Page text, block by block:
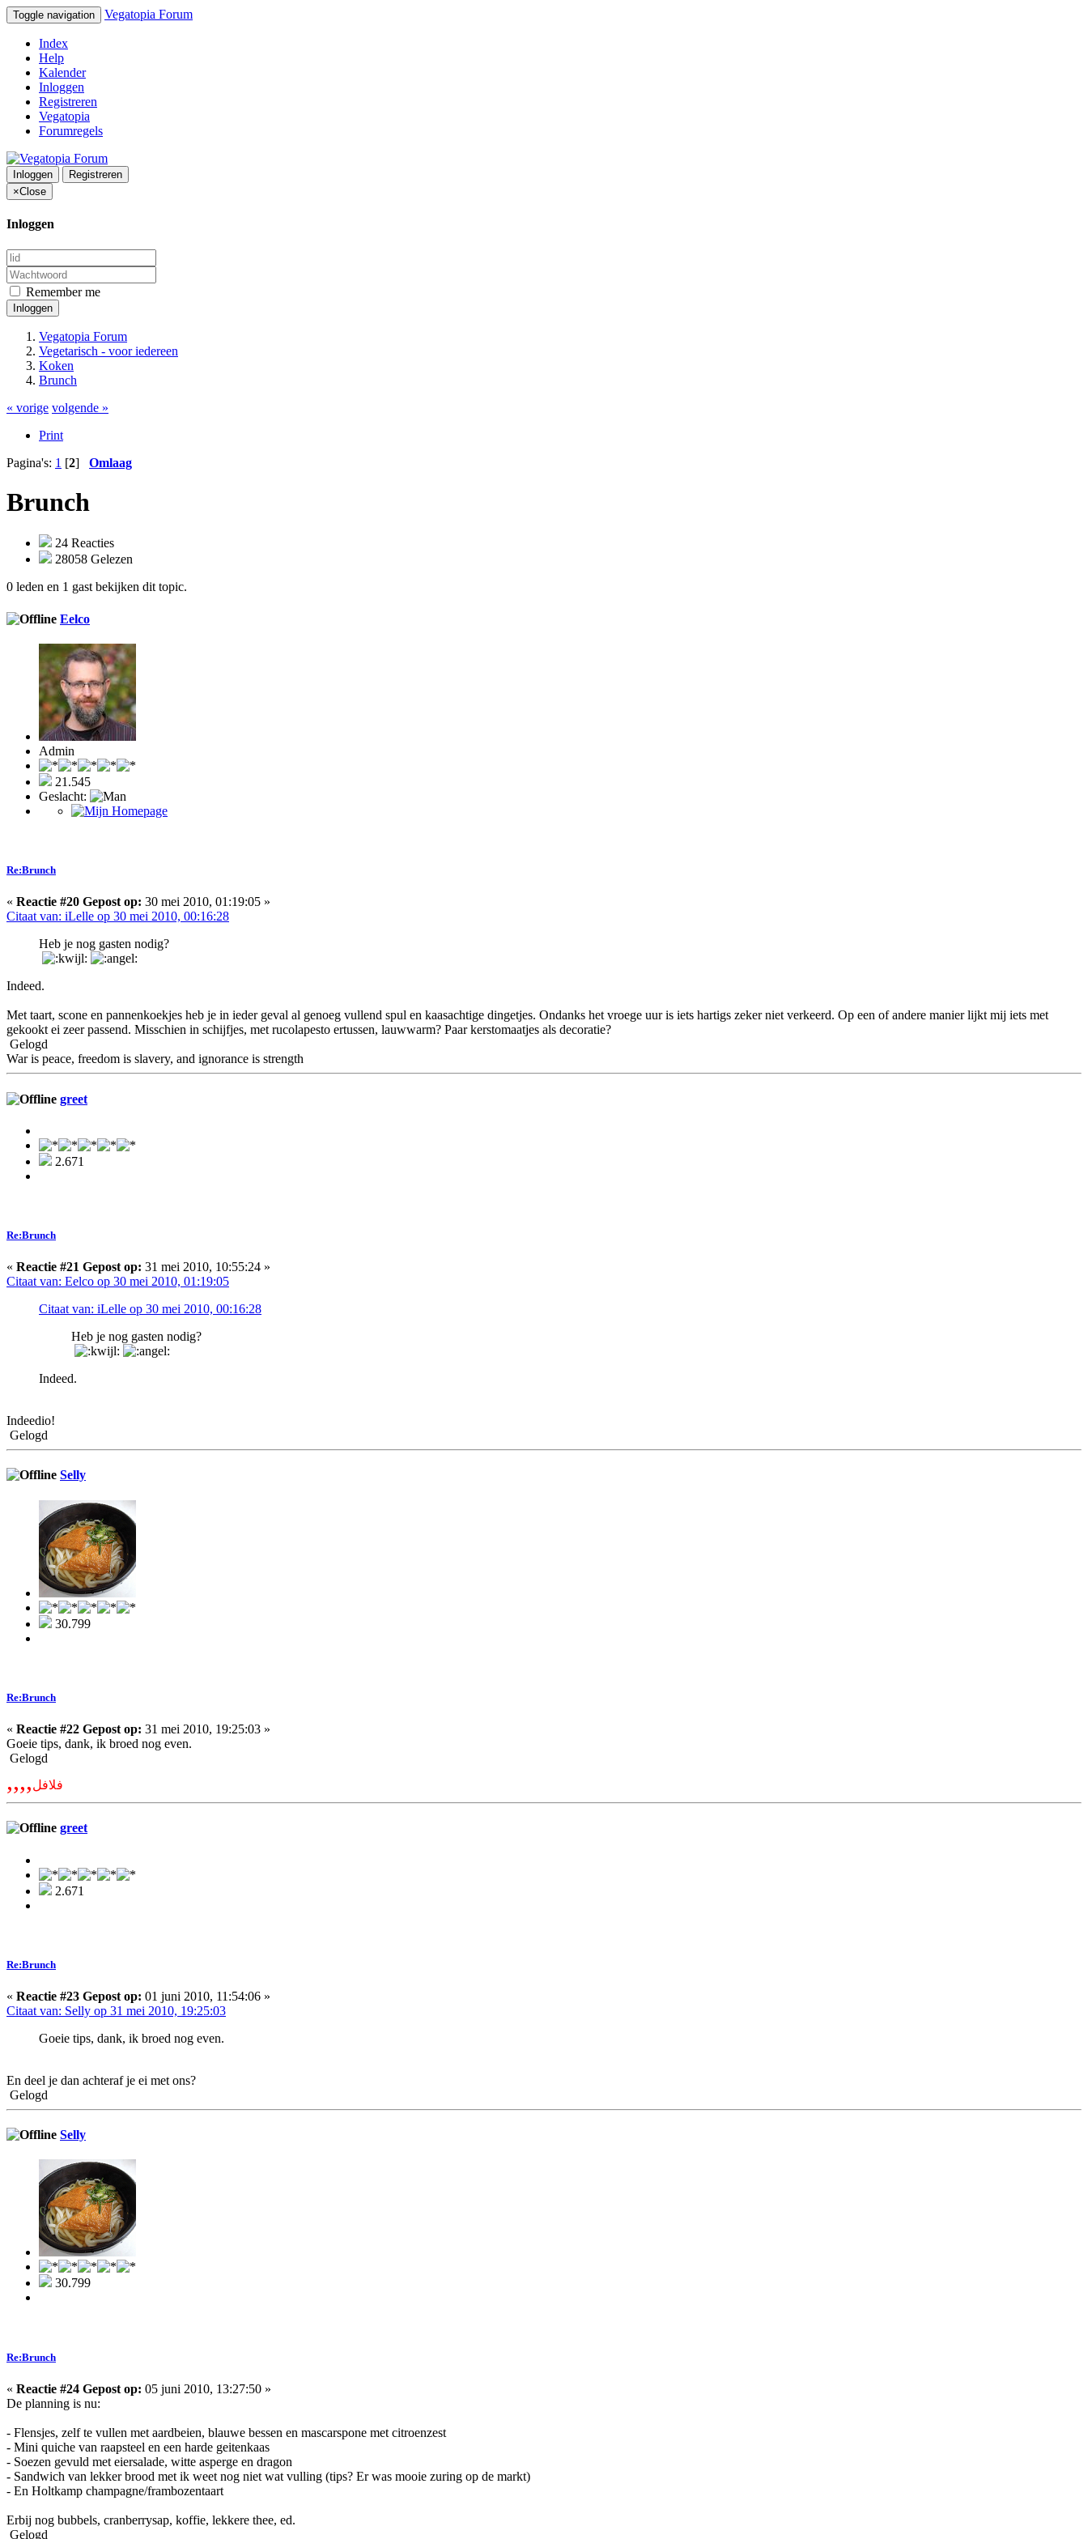
Toggle navigation Vegatopia Forum
Index
Help
Kalender
Inloggen
Registreren
Vegatopia
Forumregels
Inloggen
Registreren
×Close
Inloggen
Remember me
Inloggen
Vegatopia Forum
Vegetarisch - voor iedereen
Koken
Brunch
« vorige volgende »
Print
Pagina's: 1 [2] Omlaag
Brunch
24 Reacties
28058 Gelezen
0 leden en 1 gast bekijken dit topic.
Eelco
Admin
21.545
Geslacht:
Re:Brunch
« Reactie #20 Gepost op: 30 mei 2010, 01:19:05 »
Citaat van: iLelle op 30 mei 2010, 00:16:28
Heb je nog gasten nodig?
Indeed.
Met taart, scone en pannenkoekjes heb je in ieder geval al genoeg vullend spul en kaasachtige dingetjes. Ondanks het vroege uur is iets hartigs zeker niet verkeerd. Op een of andere manier lijkt mij iets met
gekookt ei zeer passend. Misschien in schijfjes, met rucolapesto ertussen, lauwwarm? Paar kerstomaatjes als decoratie?
Gelogd
War is peace, freedom is slavery, and ignorance is strength
greet
2.671
Re:Brunch
« Reactie #21 Gepost op: 31 mei 2010, 10:55:24 »
Citaat van: Eelco op 30 mei 2010, 01:19:05
Citaat van: iLelle op 30 mei 2010, 00:16:28
Heb je nog gasten nodig?
Indeed.
Indeedio!
Gelogd
Selly
30.799
Re:Brunch
« Reactie #22 Gepost op: 31 mei 2010, 19:25:03 »
Goeie tips, dank, ik broed nog even.
Gelogd
,,,,فلافل
greet
2.671
Re:Brunch
« Reactie #23 Gepost op: 01 juni 2010, 11:54:06 »
Citaat van: Selly op 31 mei 2010, 19:25:03
Goeie tips, dank, ik broed nog even.
En deel je dan achteraf je ei met ons?
Gelogd
Selly
30.799
Re:Brunch
« Reactie #24 Gepost op: 05 juni 2010, 13:27:50 »
De planning is nu:
- Flensjes, zelf te vullen met aardbeien, blauwe bessen en mascarspone met citroenzest
- Mini quiche van raapsteel en een harde geitenkaas
- Soezen gevuld met eiersalade, witte asperge en dragon
- Sandwich van lekker brood met ik weet nog niet wat vulling (tips? Er was mooie zuring op de markt)
- En Holtkamp champagne/frambozentaart
Erbij nog bubbels, cranberrysap, koffie, lekkere thee, ed.
Gelogd